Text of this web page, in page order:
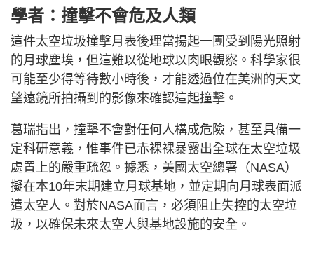
學者：撞擊不會危及人類
這件太空垃圾撞擊月表後理當揚起一團受到陽光照射
的月球塵埃，但這難以從地球以肉眼觀察。科學家很
可能至少得等待數小時後，才能透過位在美洲的天文
望遠鏡所拍攝到的影像來確認這起撞擊。
葛瑞指出，撞擊不會對任何人構成危險，甚至具備一
定科研意義，惟事件已赤裸裸暴露出全球在太空垃圾
處置上的嚴重疏忽。據悉，美國太空總署（NASA）
擬在本10年末期建立月球基地，並定期向月球表面派
遣太空人。對於NASA而言，必須阻止失控的太空垃
圾，以確保未來太空人與基地設施的安全。